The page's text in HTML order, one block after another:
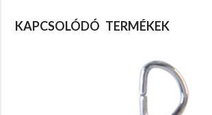
KAPCSOLÓDÓ TERMÉKEK